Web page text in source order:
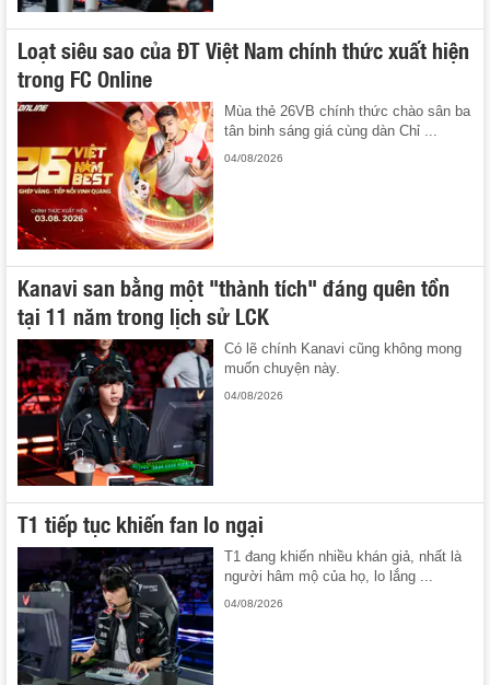
Loạt siêu sao của ĐT Việt Nam chính thức xuất hiện
trong FC Online
Mùa thẻ 26VB chính thức chào sân ba
tân binh sáng giá cùng dàn Chỉ ...
04/08/2026
Kanavi san bằng một "thành tích" đáng quên tồn
tại 11 năm trong lịch sử LCK
Có lẽ chính Kanavi cũng không mong
muốn chuyện này.
04/08/2026
T1 tiếp tục khiến fan lo ngại
T1 đang khiến nhiều khán giả, nhất là
người hâm mộ của họ, lo lắng ...
04/08/2026